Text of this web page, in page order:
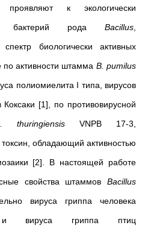
проявляют к экологически
бактерий рода Bacillus
биологически активных
активности штамма В. pumilus
полиомиелита I типа, вирусов
[1], по противовирусной
thuringiensis VNPB 17-3,
обладающий активностью
[2]. В настоящей работе
свойства штаммов
Bacillus
вируса гриппа человека
и вируса гриппа птиц